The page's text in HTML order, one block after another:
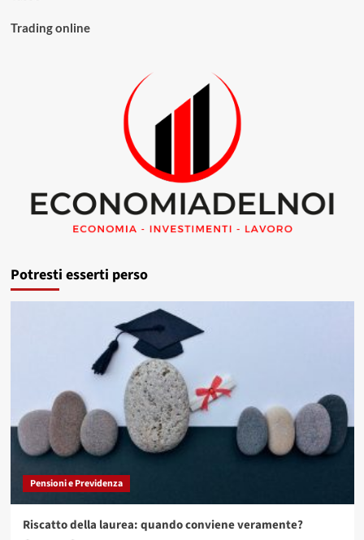
Trading online
Potresti esserti perso
Pensioni e Previdenza
Riscatto della laurea: quando conviene veramente?